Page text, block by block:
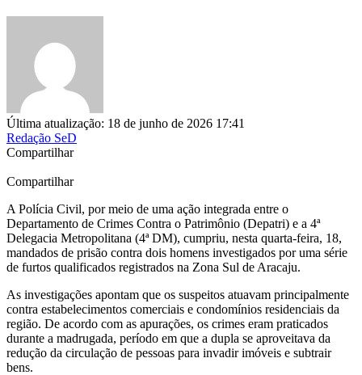
Última atualização: 18 de junho de 2026 17:41
Redação SeD
Compartilhar
Compartilhar
A Polícia Civil, por meio de uma ação integrada entre o
Departamento de Crimes Contra o Patrimônio (Depatri) e a 4ª
Delegacia Metropolitana (4ª DM), cumpriu, nesta quarta-feira, 18,
mandados de prisão contra dois homens investigados por uma série
de furtos qualificados registrados na Zona Sul de Aracaju.
As investigações apontam que os suspeitos atuavam principalmente
contra estabelecimentos comerciais e condomínios residenciais da
região. De acordo com as apurações, os crimes eram praticados
durante a madrugada, período em que a dupla se aproveitava da
redução da circulação de pessoas para invadir imóveis e subtrair
bens.